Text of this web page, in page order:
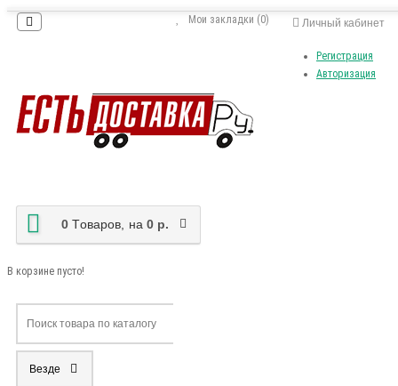
Личный кабинет
Регистрация
Авторизация
Мои закладки (0)
0 Tоваров, на 0 р.
В корзине пусто!
Везде